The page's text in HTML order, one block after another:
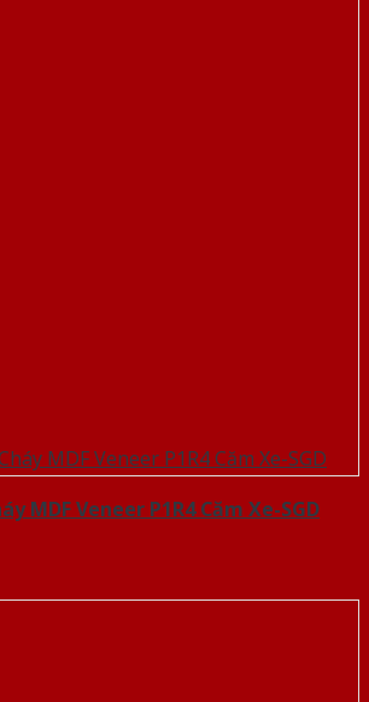
MDF Veneer P1R4 Căm Xe-SGD